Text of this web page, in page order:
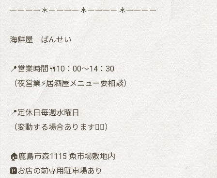
ーーーー＊ーーーー＊ーーーー＊ーーーー
海鮮屋 ばんせい
📍営業時間🍴10：00〜14：30
（夜営業⚡︎居酒屋メニュー要相談）
📍定休日毎週水曜日
（変動する場合あります🙇‍♂️）
🏠鹿島市森1115 魚市場敷地内
🅿️お店の前専用駐車場あり